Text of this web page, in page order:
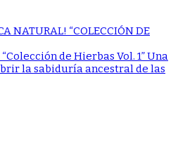
NATURAL! “COLECCIÓN DE
“Colección de Hierbas Vol. 1” Una
la sabiduría ancestral de las